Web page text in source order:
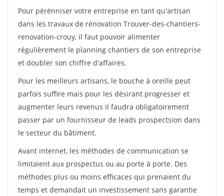
Pour pérénniser votre entreprise en tant qu'artisan
dans les travaux de rénovation Trouver-des-chantiers-
renovation-crouy, il faut pouvoir alimenter
régulièrement le planning chantiers de son entreprise
et doubler son chiffre d'affaires.
Pour les meilleurs artisans, le bouche à oreille peut
parfois suffire mais pour les désirant progresser et
augmenter leurs revenus il faudra obligatoirement
passer par un fournisseur de leads prospectsion dans
le secteur du bâtiment.
Avant internet, les méthodes de communication se
limitaient aux prospectus ou au porte à porte. Des
méthodes plus ou moins efficaces qui prenaient du
temps et demandait un investissement sans garantie